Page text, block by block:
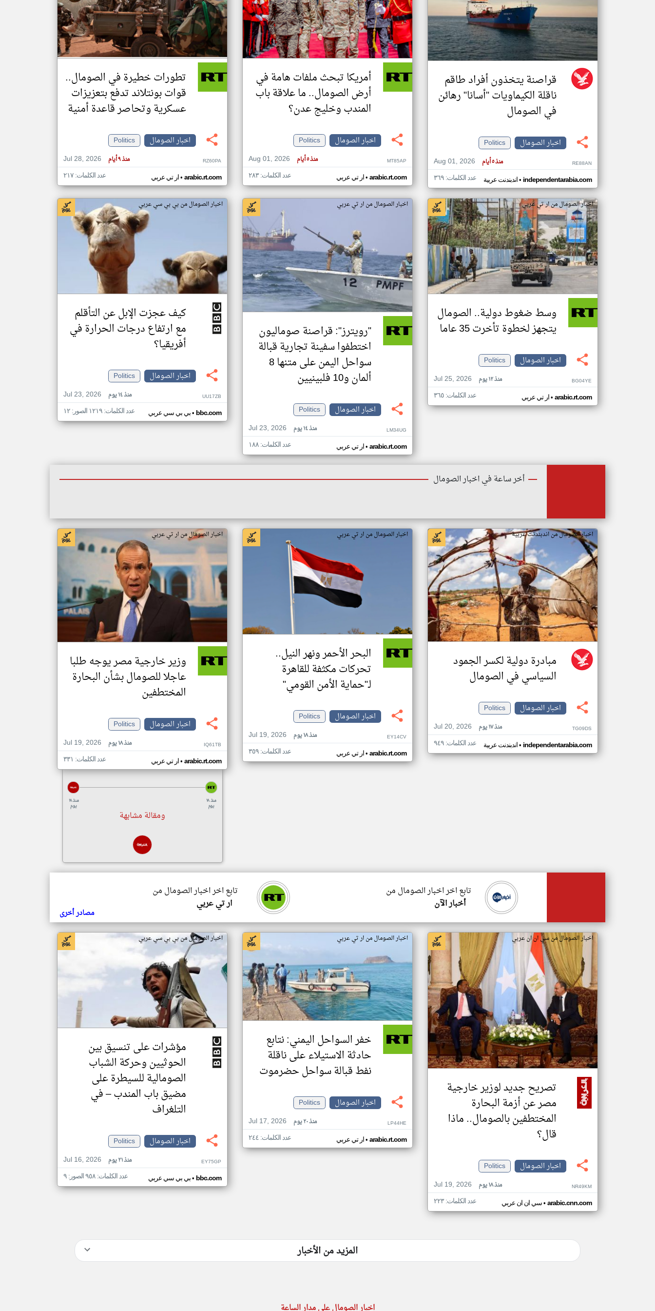
تغيير الدولة
مصادر الأخبار من الصومال
اخبار الصومال على مدار الساعة
أهم اخبار الصومال العاجلة والمباشرة
قراصنة يتخذون أفراد طاقم
ناقلة الكيماويات "أسانا" رهائن
في الصومال
اخبار الصومال
Politics
Aug 01, 2026
منذ ٥ أيام RE88AN
اندبندنت عربية• independentarabia.com عدد الكلمات: ٣٦٩
أمريكا تبحث ملفات هامة في
أرض الصومال.. ما علاقة باب
المندب وخليج عدن؟
اخبار الصومال
Politics
Aug 01, 2026
منذ ٥ أيام MT85AP
ار تي عربي• arabic.rt.com عدد الكلمات: ٢٨٣
تطورات خطيرة في الصومال..
قوات بونتلاند تدفع بتعزيزات
عسكرية وتحاصر قاعدة أمنية
اخبار الصومال
Politics
Jul 28, 2026
منذ ٩ أيام RZ60PA
ار تي عربي• arabic.rt.com عدد الكلمات: ٢١٧
اخبار الصومال من ار تي عربي
وسط ضغوط دولية.. الصومال
يتجهز لخطوة تأخرت 35 عاما
اخبار الصومال
Politics
Jul 25, 2026
منذ ١٢ يوم BG04YE
ار تي عربي• arabic.rt.com عدد الكلمات: ٣٦٥
اخبار الصومال من ار تي عربي
"رويترز": قراصنة صوماليون
اختطفوا سفينة تجارية قبالة
سواحل اليمن على متنها 8
ألمان و10 فلبينيين
اخبار الصومال
Politics
Jul 23, 2026
منذ ١٤ يوم LM34UG
ار تي عربي• arabic.rt.com عدد الكلمات: ١٨٨
اخبار الصومال من بي بي سي عربي
كيف عجزت الإبل عن التأقلم
مع ارتفاع درجات الحرارة في
أفريقيا؟
اخبار الصومال
Politics
Jul 23, 2026
منذ ١٤ يوم UU17ZB
بي بي سي عربي• bbc.com عدد الكلمات: ١٢١٩ الصور: ١٢
أخر ساعة في اخبار الصومال
اخبار الصومال من اندبندنت عربية
مبادرة دولية لكسر الجمود
السياسي في الصومال
اخبار الصومال
Politics
Jul 20, 2026
منذ ١٧ يوم TG09DS
اندبندنت عربية• independentarabia.com عدد الكلمات: ٩٤٩
اخبار الصومال من ار تي عربي
البحر الأحمر ونهر النيل..
تحركات مكثفة للقاهرة
لـ"حماية الأمن القومي"
اخبار الصومال
Politics
Jul 19, 2026
منذ ١٨ يوم EY14CV
ار تي عربي• arabic.rt.com عدد الكلمات: ٣٥٩
اخبار الصومال من ار تي عربي
وزير خارجية مصر يوجه طلبا
عاجلا للصومال بشأن البحارة
المختطفين
اخبار الصومال
Politics
Jul 19, 2026
منذ ١٨ يوم IQ61TB
ار تي عربي• arabic.rt.com عدد الكلمات: ٣٣١
منذ ١٨
يوم
منذ ١٨
يوم
ومقالة مشابهة
تابع اخر اخبار الصومال من
ار تي عربي
تابع اخر اخبار الصومال من
أخبار الآن
مصادر أخرى
اخبار الصومال من سي ان ان عربي
تصريح جديد لوزير خارجية
مصر عن أزمة البحارة
المختطفين بالصومال.. ماذا
قال؟
اخبار الصومال
Politics
Jul 19, 2026
منذ ١٨ يوم NR49KM
سي ان ان عربي• arabic.cnn.com عدد الكلمات: ٢٢٣
اخبار الصومال من ار تي عربي
خفر السواحل اليمني: نتابع
حادثة الاستيلاء على ناقلة
نفط قبالة سواحل حضرموت
اخبار الصومال
Politics
Jul 17, 2026
منذ ٢٠ يوم LP44HE
ار تي عربي• arabic.rt.com عدد الكلمات: ٢٤٤
اخبار الصومال من بي بي سي عربي
مؤشرات على تنسيق بين
الحوثيين وحركة الشباب
الصومالية للسيطرة على
مضيق باب المندب – في
التلغراف
اخبار الصومال
Politics
Jul 16, 2026
منذ ٢١ يوم EY75GP
بي بي سي عربي• bbc.com عدد الكلمات: ٩٥٨ الصور: ٩
المزيد من الأخبار
klyoum.com